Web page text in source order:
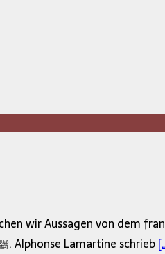
wir Aussagen von dem
(1790-1869), über den Menschen, den wir am meisten lieben: Mohammed ﷺ. Alphonse Lamartine schrieb